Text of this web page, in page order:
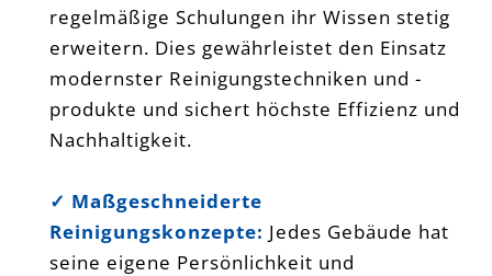
regelmäßige Schulungen ihr Wissen stetig
erweitern. Dies gewährleistet den Einsatz
modernster Reinigungstechniken und -
produkte und sichert höchste Effizienz und
Nachhaltigkeit.
✓ Maßgeschneiderte
Reinigungskonzepte: Jedes Gebäude hat
seine eigene Persönlichkeit und